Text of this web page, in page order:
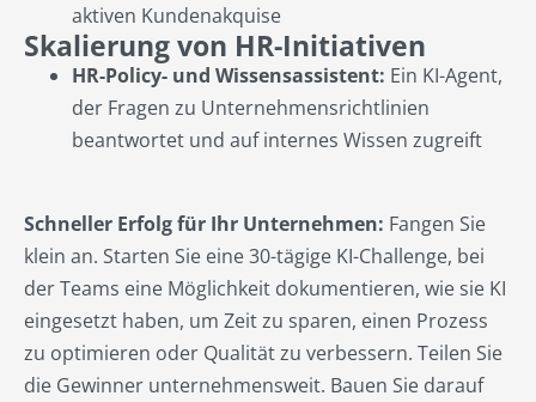
aktiven Kundenakquise
Skalierung von HR-Initiativen
HR-Policy- und Wissensassistent: Ein KI-Agent,
der Fragen zu Unternehmensrichtlinien
beantwortet und auf internes Wissen zugreift
Schneller Erfolg für Ihr Unternehmen: Fangen Sie
klein an. Starten Sie eine 30-tägige KI-Challenge, bei
der Teams eine Möglichkeit dokumentieren, wie sie KI
eingesetzt haben, um Zeit zu sparen, einen Prozess
zu optimieren oder Qualität zu verbessern. Teilen Sie
die Gewinner unternehmensweit. Bauen Sie darauf